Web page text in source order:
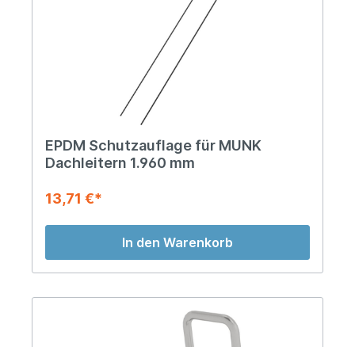
EPDM Schutzauflage für MUNK
Dachleitern 1.960 mm
13,71 €*
In den Warenkorb